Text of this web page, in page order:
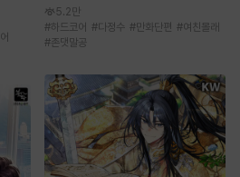
5.2만
#하드코어 #다정수 #만화단편 #여친몰래
#존댓말공